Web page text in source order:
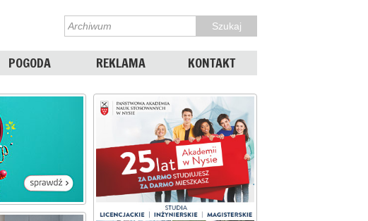
POGODA REKLAMA KONTAKT